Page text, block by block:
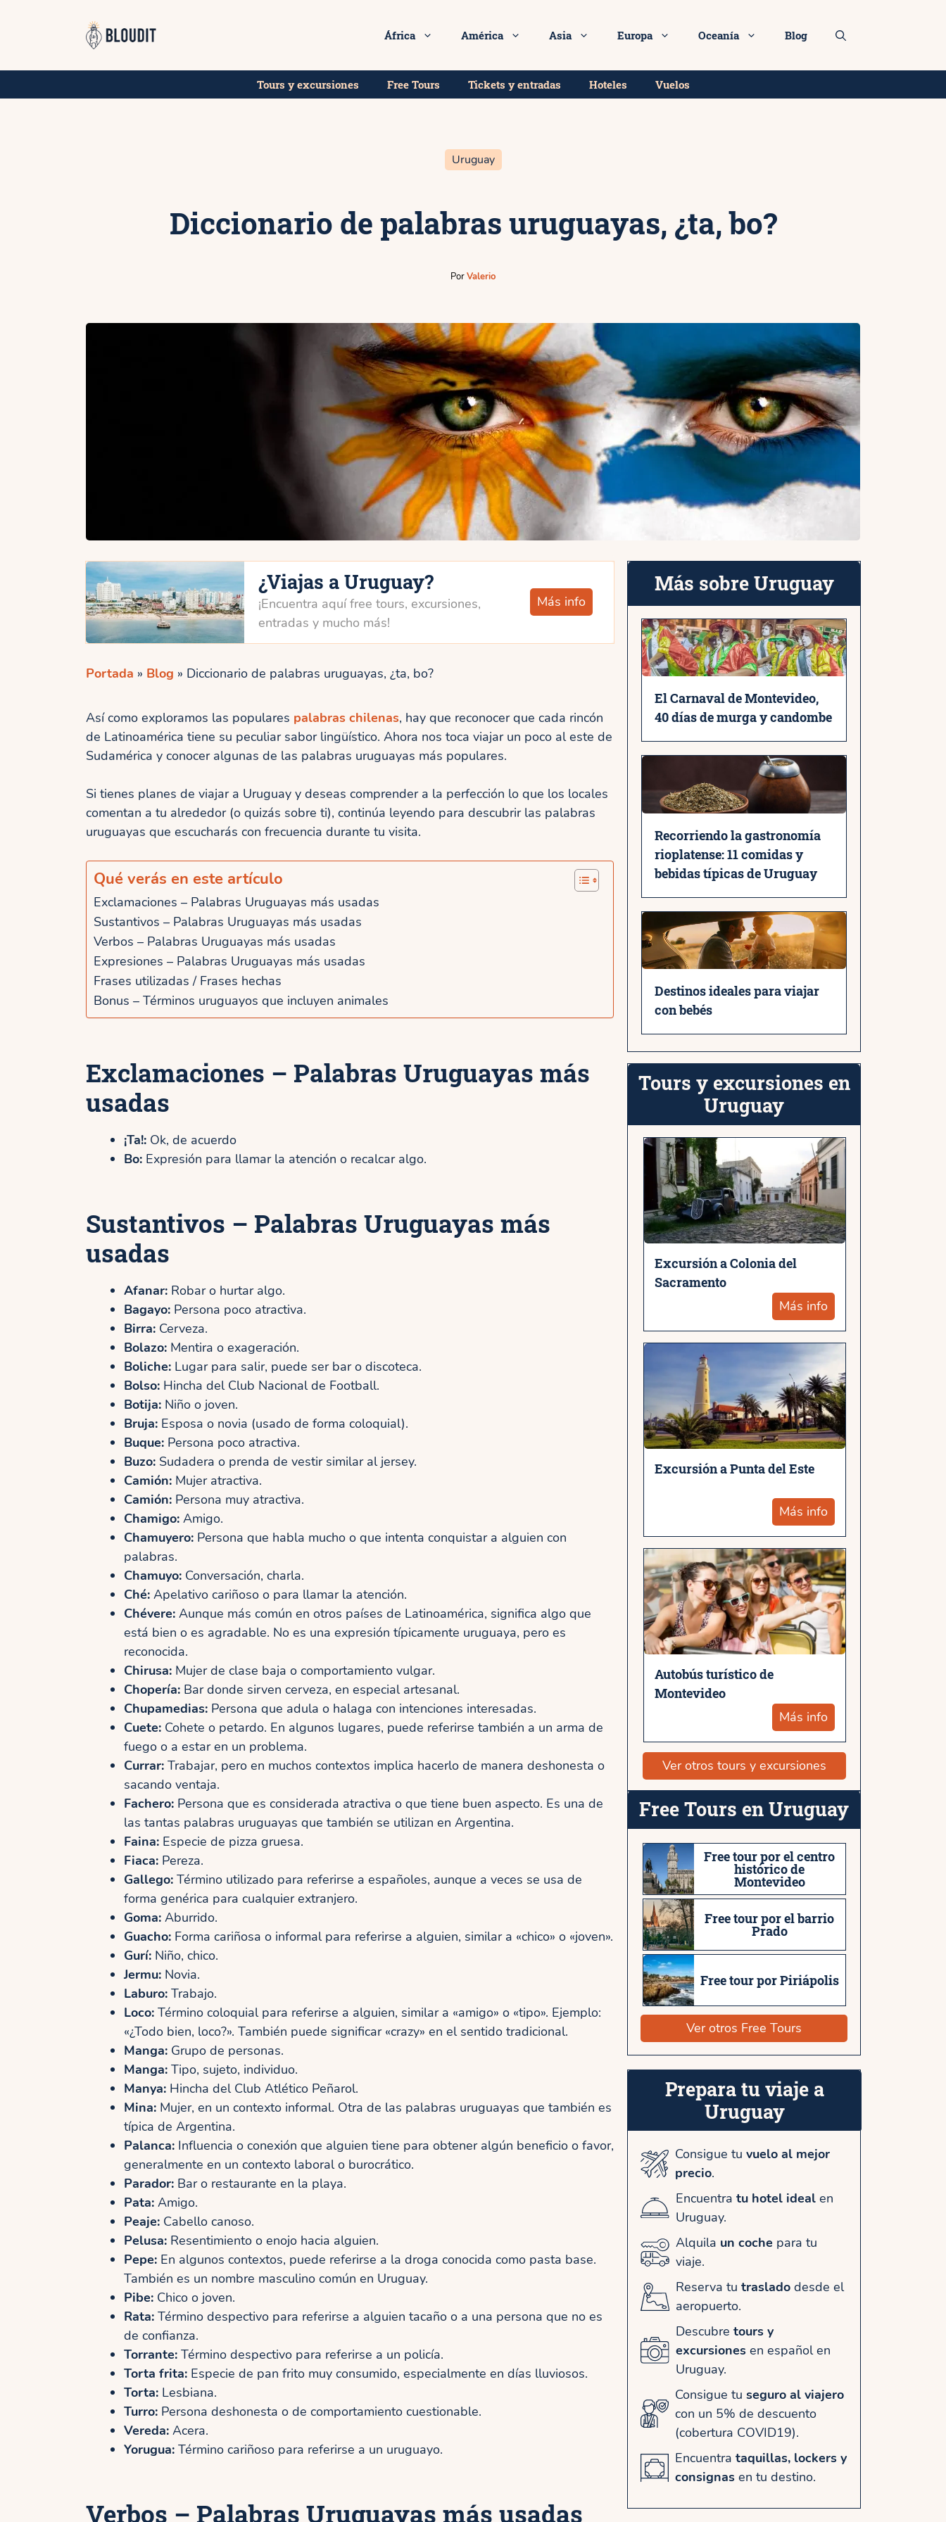
África América Asia Europa Oceanía Blog
Tours y excursiones Free Tours Tickets y entradas Hoteles Vuelos
Uruguay
Diccionario de palabras uruguayas, ¿ta, bo?
PorValerio
¿Viajas a Uruguay?
¡Encuentra aquí free tours, excursiones,
entradas y mucho más!
Más info
Portada » Blog » Diccionario de palabras uruguayas, ¿ta, bo?
Así como exploramos las populares palabras chilenas, hay que reconocer que cada rincón
de Latinoamérica tiene su peculiar sabor lingüístico. Ahora nos toca viajar un poco al este de
Sudamérica y conocer algunas de las palabras uruguayas más populares.
Si tienes planes de viajar a Uruguay y deseas comprender a la perfección lo que los locales
comentan a tu alrededor (o quizás sobre ti), continúa leyendo para descubrir las palabras
uruguayas que escucharás con frecuencia durante tu visita.
Qué verás en este artículo
Exclamaciones – Palabras Uruguayas más usadas
Sustantivos – Palabras Uruguayas más usadas
Verbos – Palabras Uruguayas más usadas
Expresiones – Palabras Uruguayas más usadas
Frases utilizadas / Frases hechas
Bonus – Términos uruguayos que incluyen animales
Exclamaciones – Palabras Uruguayas más
usadas
¡Ta!: Ok, de acuerdo
Bo: Expresión para llamar la atención o recalcar algo.
Sustantivos – Palabras Uruguayas más
usadas
Afanar: Robar o hurtar algo.
Bagayo: Persona poco atractiva.
Birra: Cerveza.
Bolazo: Mentira o exageración.
Boliche: Lugar para salir, puede ser bar o discoteca.
Bolso: Hincha del Club Nacional de Football.
Botija: Niño o joven.
Bruja: Esposa o novia (usado de forma coloquial).
Buque: Persona poco atractiva.
Buzo: Sudadera o prenda de vestir similar al jersey.
Camión: Mujer atractiva.
Camión: Persona muy atractiva.
Chamigo: Amigo.
Chamuyero: Persona que habla mucho o que intenta conquistar a alguien con
palabras.
Chamuyo: Conversación, charla.
Ché: Apelativo cariñoso o para llamar la atención.
Chévere: Aunque más común en otros países de Latinoamérica, significa algo que
está bien o es agradable. No es una expresión típicamente uruguaya, pero es
reconocida.
Chirusa: Mujer de clase baja o comportamiento vulgar.
Chopería: Bar donde sirven cerveza, en especial artesanal.
Chupamedias: Persona que adula o halaga con intenciones interesadas.
Cuete: Cohete o petardo. En algunos lugares, puede referirse también a un arma de
fuego o a estar en un problema.
Currar: Trabajar, pero en muchos contextos implica hacerlo de manera deshonesta o
sacando ventaja.
Fachero: Persona que es considerada atractiva o que tiene buen aspecto. Es una de
las tantas palabras uruguayas que también se utilizan en Argentina.
Faina: Especie de pizza gruesa.
Fiaca: Pereza.
Gallego: Término utilizado para referirse a españoles, aunque a veces se usa de
forma genérica para cualquier extranjero.
Goma: Aburrido.
Guacho: Forma cariñosa o informal para referirse a alguien, similar a «chico» o «joven».
Gurí: Niño, chico.
Jermu: Novia.
Laburo: Trabajo.
Loco: Término coloquial para referirse a alguien, similar a «amigo» o «tipo». Ejemplo:
«¿Todo bien, loco?». También puede significar «crazy» en el sentido tradicional.
Manga: Grupo de personas.
Manga: Tipo, sujeto, individuo.
Manya: Hincha del Club Atlético Peñarol.
Mina: Mujer, en un contexto informal. Otra de las palabras uruguayas que también es
típica de Argentina.
Palanca: Influencia o conexión que alguien tiene para obtener algún beneficio o favor,
generalmente en un contexto laboral o burocrático.
Parador: Bar o restaurante en la playa.
Pata: Amigo.
Peaje: Cabello canoso.
Pelusa: Resentimiento o enojo hacia alguien.
Pepe: En algunos contextos, puede referirse a la droga conocida como pasta base.
También es un nombre masculino común en Uruguay.
Pibe: Chico o joven.
Rata: Término despectivo para referirse a alguien tacaño o a una persona que no es
de confianza.
Torrante: Término despectivo para referirse a un policía.
Torta frita: Especie de pan frito muy consumido, especialmente en días lluviosos.
Torta: Lesbiana.
Turro: Persona deshonesta o de comportamiento cuestionable.
Vereda: Acera.
Yorugua: Término cariñoso para referirse a un uruguayo.
Verbos – Palabras Uruguayas más usadas
Más sobre Uruguay
El Carnaval de Montevideo,
40 días de murga y candombe
Recorriendo la gastronomía
rioplatense: 11 comidas y
bebidas típicas de Uruguay
Destinos ideales para viajar
con bebés
Tours y excursiones en
Uruguay
Excursión a Colonia del
Sacramento
Más info
Excursión a Punta del Este
Más info
Autobús turístico de
Montevideo
Más info
Ver otros tours y excursiones
Free Tours en Uruguay
Free tour por el centro
histórico de
Montevideo
Free tour por el barrio
Prado
Free tour por Piriápolis
Ver otros Free Tours
Prepara tu viaje a
Uruguay
Consigue tu vuelo al mejor
precio.
Encuentratu hotel ideal en
Uruguay.
Alquila un coche para tu
viaje.
Reserva tu trasladodesde el
aeropuerto.
Descubretours y
excursiones en español en
Uruguay.
Consigue tu seguro al viajero
con un 5% de descuento
(cobertura COVID19).
Encuentra taquillas, lockers y
consignas en tu destino.